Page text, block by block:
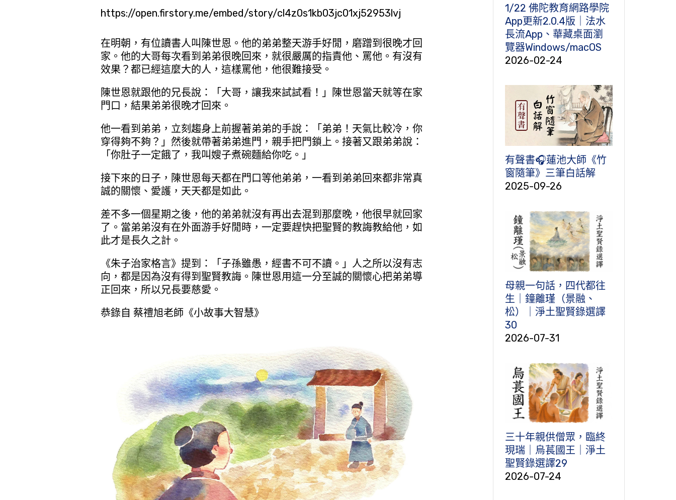
https://open.firstory.me/embed/story/cl4z0s1kb03jc01xj52953lvj
在明朝，有位讀書人叫陳世恩。他的弟弟整天游手好閒，磨蹭到很晚才回
家。他的大哥每次看到弟弟很晚回來，就很嚴厲的指責他、罵他。有沒有
效果？都已經這麼大的人，這樣罵他，他很難接受。
陳世恩就跟他的兄長說：「大哥，讓我來試試看！」陳世恩當天就等在家
門口，結果弟弟很晚才回來。
他一看到弟弟，立刻趨身上前握著弟弟的手說：「弟弟！天氣比較冷，你
穿得夠不夠？」然後就帶著弟弟進門，親手把門鎖上。接著又跟弟弟說：
「你肚子一定餓了，我叫嫂子煮碗麵給你吃。」
接下來的日子，陳世恩每天都在門口等他弟弟，一看到弟弟回來都非常真
誠的關懷、愛護，天天都是如此。
差不多一個星期之後，他的弟弟就沒有再出去混到那麼晚，他很早就回家
了。當弟弟沒有在外面游手好閒時，一定要趕快把聖賢的教誨教給他，如
此才是長久之計。
《朱子治家格言》提到：「子孫雖愚，經書不可不讀。」人之所以沒有志
向，都是因為沒有得到聖賢教誨。陳世恩用這一分至誠的關懷心把弟弟導
正回來，所以兄長要慈愛。
恭錄自 蔡禮旭老師《小故事大智慧》
1/22 佛陀教育網路學院
App更新2.0.4版｜法水
長流App、華藏桌面瀏
覽器Windows/macOS
2026-02-24
有聲書🎧蓮池大師《竹
窗隨筆》三筆白話解
2025-09-26
母親一句話，四代都往
生｜鐘離瑾（景融、
松）｜淨土聖賢錄選譯
30
2026-07-31
三十年親供僧眾，臨終
現瑞｜烏萇國王｜淨土
聖賢錄選譯29
2026-07-24